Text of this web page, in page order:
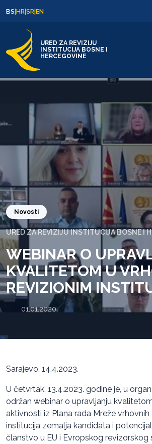
BS|HR|SR|EN
URED ZA REVIZIJU
INSTITUCIJA BOSNE I
HERCEGOVINE
Novosti
URED ZA REVIZIJU INSTITUCIJA BOSNE I
WEBINAR O
KVALITETOM U
REVIZIONIM
01.01.2020.
Sarajevo, 14.4.2023.
U četvrtak, 13.4.2023. godine je, u
održan webinar o upravljanju
aktivnosti iz Plana rada Mreže vrhovnih
institucija zemalja kandidata i
članstvo u EU i Evropskog revizorskog